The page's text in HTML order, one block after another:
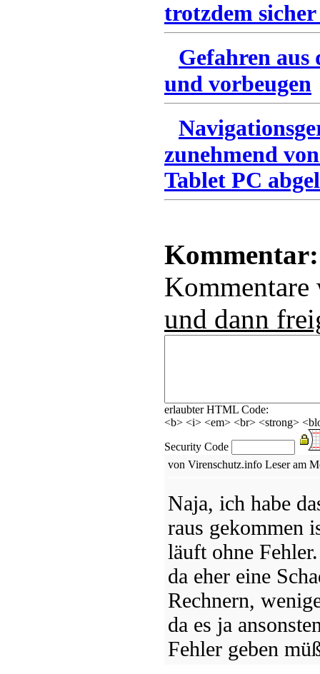
trotzdem
Gefahren
und vorbeugen
zunehmend
Tablet PC
Kommentar:
und dann
erlaubter HTML Code:
<b> <i> <em> <br> <strong>
Security Code
von Virenschutz.info Leser am
Naja, ich habe
raus gekommen
läuft ohne
da eher eine
Rechnern,
da es ja
Fehler geben